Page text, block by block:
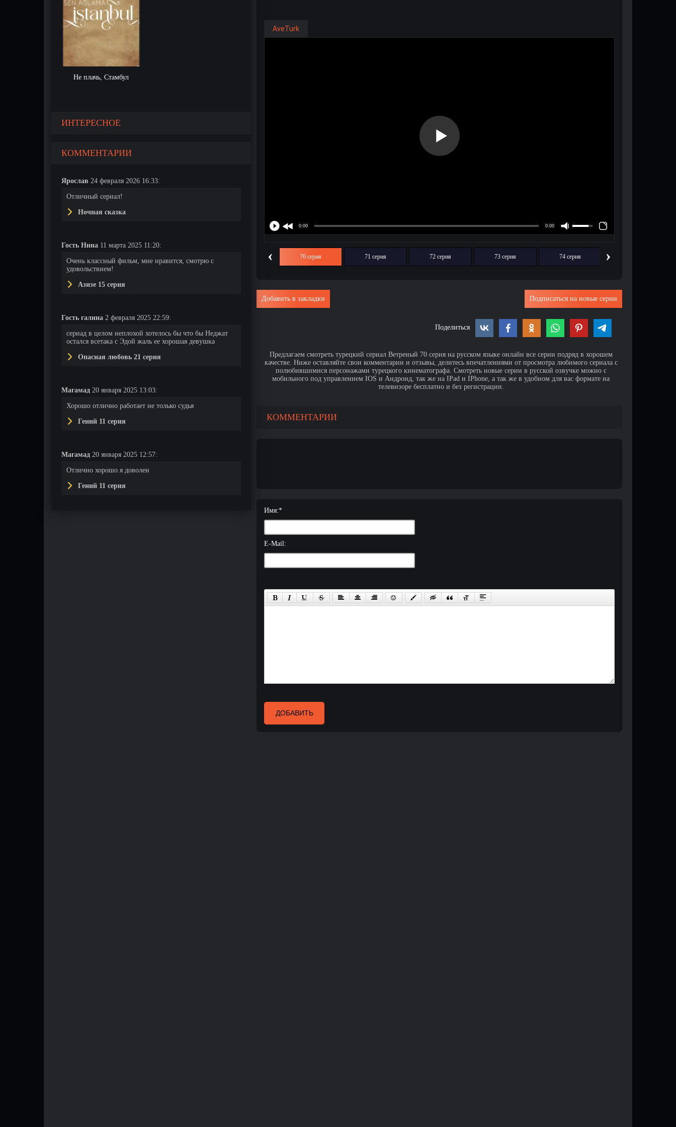
Не плачь, Стамбул
ИНТЕРЕСНОЕ
КОММЕНТАРИИ
Ярослав 24 февраля 2026 16:33:
Отличный сериал!
Ночная сказка
Гость Нина 11 марта 2025 11:20:
Очень классный фильм, мне нравится, смотрю с
удовольствием!
Азизе 15 серия
Гость галина 2 февраля 2025 22:59:
сериад в целом неплохой хотелось бы что бы Неджат
остался всетака с Эдой жаль ее хорошая девушка
Опасная любовь 21 серия
Магамад 20 января 2025 13:03:
Хорошо отлично работает не только судья
Гений 11 серия
Магамад 20 января 2025 12:57:
Отлично хорошо.я доволен
Гений 11 серия
AveTurk
‹
67 серия 70 серия 71 серия 72 серия 73 серия 74 серия ›
Подписаться на новые серии
Добавить в закладки
Поделиться
Предлагаем смотреть турецкий сериал Ветреный 70 серия на русском языке онлайн все серии подряд в хорошем
качестве. Ниже оставляйте свои комментарии и отзывы, делитесь впечатлениями от просмотра любимого сериала с
полюбившимися персонажами турецкого кинематографа. Смотреть новые серии в русской озвучке можно с
мобильного под управлением IOS и Андроид, так же на IPad и IPhone, а так же в удобном для вас формате на
телевизоре бесплатно и без регистрации.
КОММЕНТАРИИ
Имя:*
E-Mail:
ДОБАВИТЬ